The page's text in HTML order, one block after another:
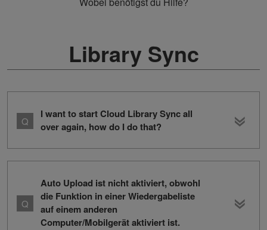
Library Sync
I want to start Cloud Library Sync all
over again, how do I do that?
Auto Upload ist nicht aktiviert, obwohl
die Funktion in einer Wiedergabeliste
auf einem anderen
Computer/Mobilgerät aktiviert ist.